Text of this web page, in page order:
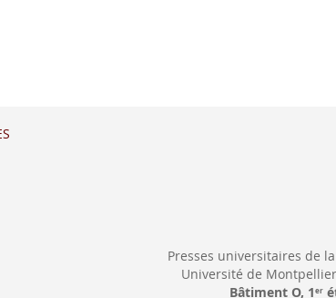
Presses universitaires de
Université de
Bâtiment O, 1 er